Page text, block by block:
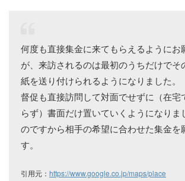
何度も直接集金に来てもらえるようにお
が、来訪されるのは最初のうちだけでそ
紙を送り付けられるようになりました。
督促も直接訪問して対面でせずに（在宅
らず）書面だけ置いていくようになりま
のですから相手の希望に合わせた集金を
す。
引用元： https://www.google.co.jp/maps/place